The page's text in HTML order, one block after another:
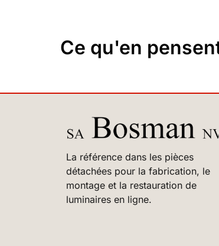
Ce qu'en
La référence dans les pièces
détachées pour la fabrication, le
montage et la restauration de
luminaires en ligne.